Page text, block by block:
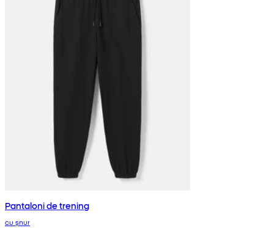
Pantaloni de trening
cu șnur